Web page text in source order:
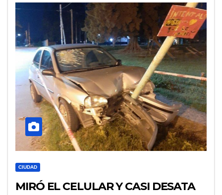
CIUDAD
MIRÓ EL CELULAR Y CASI DESATA